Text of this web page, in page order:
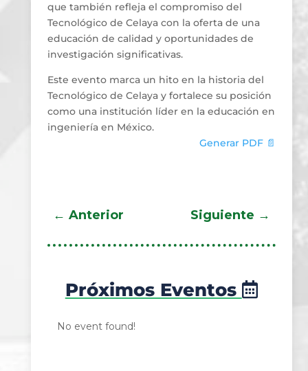
que también refleja el compromiso del
Tecnológico de Celaya con la oferta de una
educación de calidad y oportunidades de
investigación significativas.
Este evento marca un hito en la historia del
Tecnológico de Celaya y fortalece su posición
como una institución líder en la educación en
ingeniería en México.
Generar PDF 📄
← Anterior Siguiente →
Próximos Eventos
No event found!